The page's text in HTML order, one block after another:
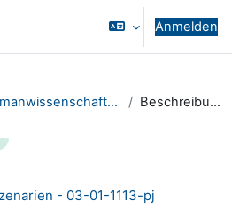
Anmelden
FB03 Humanwissenschaften Beschreibung
- 03-01-1113-pj